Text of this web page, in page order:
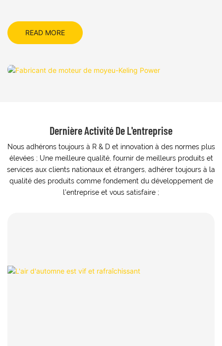
READ MORE
Dernière Activité De L'entreprise
Nous adhérons toujours à R & D et innovation à des normes plus
élevées ; Une meilleure qualité, fournir de meilleurs produits et
services aux clients nationaux et étrangers, adhérer toujours à la
qualité des produits comme fondement du développement de
l'entreprise et vous satisfaire ;